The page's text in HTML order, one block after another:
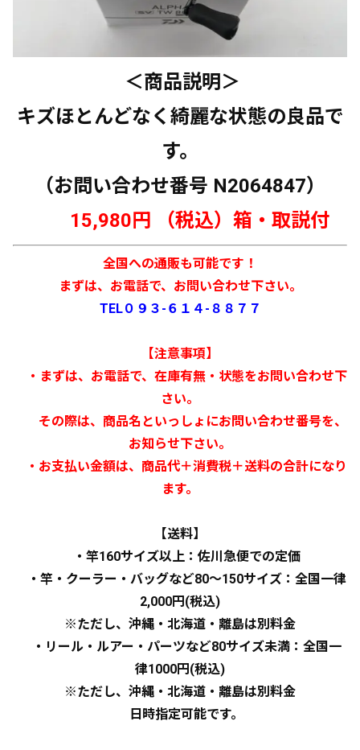
＜商品説明＞
キズほとんどなく綺麗な状態の良品で
す。
（お問い合わせ番号 N2064847）
15,980円 （税込）箱・取説付
全国への通販も可能です！
まずは、お電話で、お問い合わせ下さい。
TEL０９３-６１４-８８７７
【注意事項】
・まずは、お電話で、在庫有無・状態をお問い合わせ下
さい。
その際は、商品名といっしょにお問い合わせ番号を、
お知らせ下さい。
・お支払い金額は、商品代＋消費税＋送料の合計になり
ます。
【送料】
・竿160サイズ以上：佐川急便での定価
・竿・クーラー・バッグなど80～150サイズ：全国一律
2,000円(税込)
※ただし、沖縄・北海道・離島は別料金
・リール・ルアー・パーツなど80サイズ未満：全国一
律1000円(税込)
※ただし、沖縄・北海道・離島は別料金
日時指定可能です。